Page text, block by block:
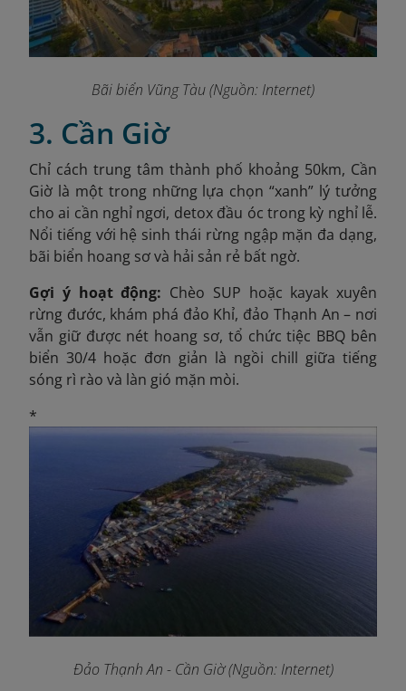
Bãi biển Vũng Tàu (Nguồn: Internet)
3. Cần Giờ
Chỉ cách trung tâm thành phố khoảng 50km, Cần
Giờ là một trong những lựa chọn “xanh” lý tưởng
cho ai cần nghỉ ngơi, detox đầu óc trong kỳ nghỉ lễ.
Nổi tiếng với hệ sinh thái rừng ngập mặn đa dạng,
bãi biển hoang sơ và hải sản rẻ bất ngờ.
Gợi ý hoạt động: Chèo SUP hoặc kayak xuyên
rừng đước, khám phá đảo Khỉ, đảo Thạnh An – nơi
vẫn giữ được nét hoang sơ, tổ chức tiệc BBQ bên
biển 30/4 hoặc đơn giản là ngồi chill giữa tiếng
sóng rì rào và làn gió mặn mòi.
*
Đảo Thạnh An - Cần Giờ (Nguồn: Internet)